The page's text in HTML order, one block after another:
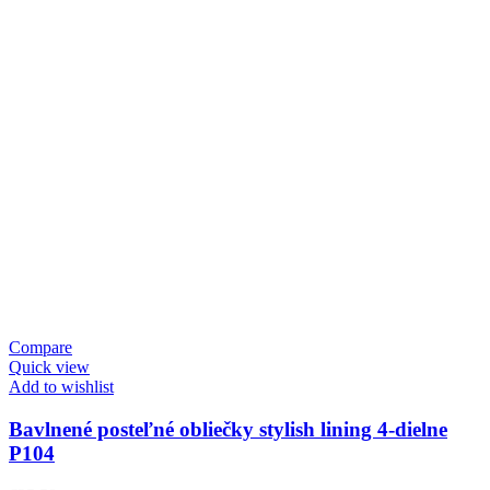
Compare
Quick view
Add to wishlist
Bavlnené posteľné obliečky stylish lining 4-dielne
P104